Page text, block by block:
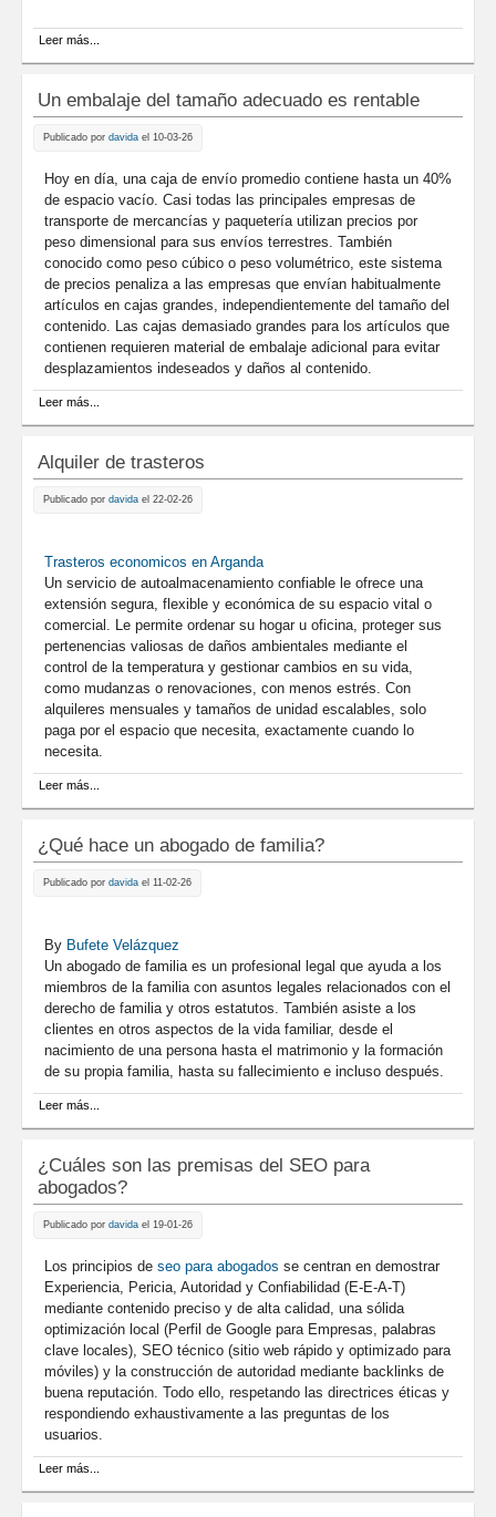
Leer más...
Un embalaje del tamaño adecuado es rentable
Publicado por davida el 10-03-26
Hoy en día, una caja de envío promedio contiene hasta un 40%
de espacio vacío. Casi todas las principales empresas de
transporte de mercancías y paquetería utilizan precios por
peso dimensional para sus envíos terrestres. También
conocido como peso cúbico o peso volumétrico, este sistema
de precios penaliza a las empresas que envían habitualmente
artículos en cajas grandes, independientemente del tamaño del
contenido. Las cajas demasiado grandes para los artículos que
contienen requieren material de embalaje adicional para evitar
desplazamientos indeseados y daños al contenido.
Leer más...
Alquiler de trasteros
Publicado por davida el 22-02-26
Trasteros economicos en Arganda
Un servicio de autoalmacenamiento confiable le ofrece una
extensión segura, flexible y económica de su espacio vital o
comercial. Le permite ordenar su hogar u oficina, proteger sus
pertenencias valiosas de daños ambientales mediante el
control de la temperatura y gestionar cambios en su vida,
como mudanzas o renovaciones, con menos estrés. Con
alquileres mensuales y tamaños de unidad escalables, solo
paga por el espacio que necesita, exactamente cuando lo
necesita.
Leer más...
¿Qué hace un abogado de familia?
Publicado por davida el 11-02-26
By Bufete Velázquez
Un abogado de familia es un profesional legal que ayuda a los
miembros de la familia con asuntos legales relacionados con el
derecho de familia y otros estatutos. También asiste a los
clientes en otros aspectos de la vida familiar, desde el
nacimiento de una persona hasta el matrimonio y la formación
de su propia familia, hasta su fallecimiento e incluso después.
Leer más...
¿Cuáles son las premisas del SEO para
abogados?
Publicado por davida el 19-01-26
Los principios de seo para abogados se centran en demostrar
Experiencia, Pericia, Autoridad y Confiabilidad (E-E-A-T)
mediante contenido preciso y de alta calidad, una sólida
optimización local (Perfil de Google para Empresas, palabras
clave locales), SEO técnico (sitio web rápido y optimizado para
móviles) y la construcción de autoridad mediante backlinks de
buena reputación. Todo ello, respetando las directrices éticas y
respondiendo exhaustivamente a las preguntas de los
usuarios.
Leer más...